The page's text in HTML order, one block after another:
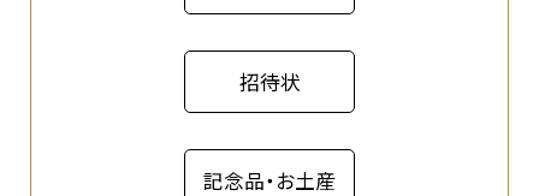
招待状
記念品・お土産